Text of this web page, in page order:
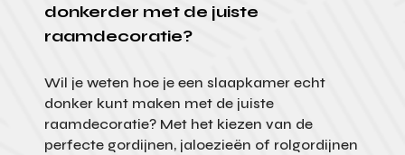
donkerder met de juiste
raamdecoratie?
Wil je weten hoe je een slaapkamer echt
donker kunt maken met de juiste
raamdecoratie? Met het kiezen van de
perfecte gordijnen, jaloezieën of rolgordijnen